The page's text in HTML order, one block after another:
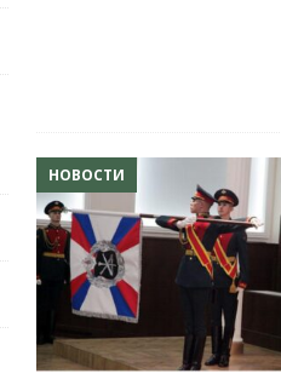
НОВОСТИ